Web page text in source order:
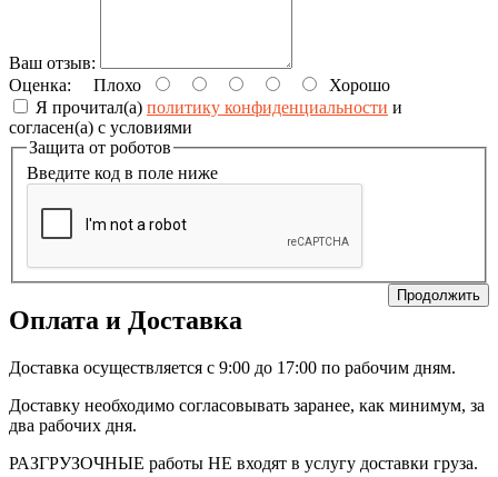
Ваш отзыв:
Оценка: Плохо
Хорошо
Я прочитал(а) политику конфиденциальности и
согласен(а) с условиями
Защита от роботов
Введите код в поле ниже
Продолжить
Оплата и Доставка
Доставка осуществляется с 9:00 до 17:00 по рабочим дням.
Доставку необходимо согласовывать заранее, как минимум, за
два рабочих дня.
РАЗГРУЗОЧНЫЕ работы НЕ входят в услугу доставки груза.